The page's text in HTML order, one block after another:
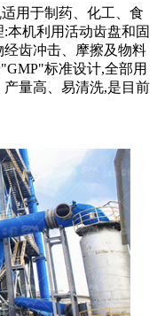
用于制药、化工、食
本机利用活动齿盘和固
齿冲击、摩擦及物料
标准设计,全部用
量高、易清洗,是目前